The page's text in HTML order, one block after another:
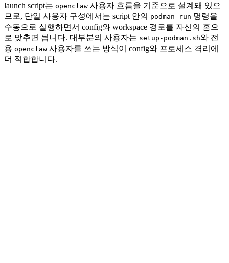
launch script는 openclaw 사용자 흐름을 기준으로 설계돼 있으
므로, 단일 사용자 구성에서는 script 안의 podman run 명령을
수동으로 실행하면서 config와 workspace 경로를 자신의 홈으
로 맞추면 됩니다. 대부분의 사용자는 setup-podman.sh와 전
용 openclaw 사용자를 쓰는 방식이 config와 프로세스 격리에
더 적합합니다.